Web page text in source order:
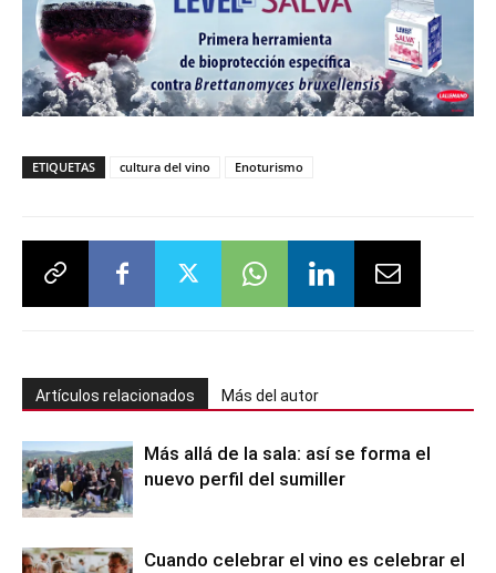
ETIQUETAS cultura del vino Enoturismo
Artículos relacionados Más del autor
Más allá de la sala: así se forma el
nuevo perfil del sumiller
Cuando celebrar el vino es celebrar el